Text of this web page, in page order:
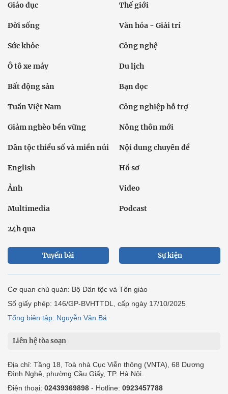
Giáo dục Thế giới
Đời sống Văn hóa - Giải trí
Sức khỏe Công nghệ
Ô tô xe máy Du lịch
Bất động sản Bạn đọc
Tuần Việt Nam Công nghiệp hỗ trợ
Giảm nghèo bền vững Nông thôn mới
Dân tộc thiểu số và miền núi Nội dung chuyên đề
English Hồ sơ
Ảnh Video
Multimedia Podcast
24h qua
Tuyến bài Sự kiện
Cơ quan chủ quản: Bộ Dân tộc và Tôn giáo
Số giấy phép: 146/GP-BVHTTDL, cấp ngày 17/10/2025
Tổng biên tập: Nguyễn Văn Bá
Liên hệ tòa soạn
Địa chỉ: Tầng 18, Toà nhà Cục Viễn thông (VNTA), 68 Dương
Đình Nghệ, phường Cầu Giấy, TP. Hà Nội.
Điện thoại: 02439369898 - Hotline: 0923457788